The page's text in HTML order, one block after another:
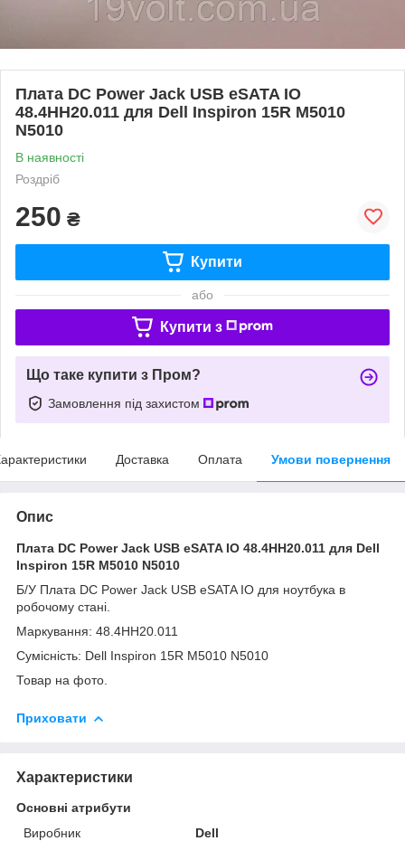
Плата DC Power Jack USB eSATA IO
48.4HH20.011 для Dell Inspiron 15R M5010
N5010
В наявності
Роздріб
250 ₴
Купити
або
Купити з
Що таке купити з Пром?
Замовлення під захистом
Доставка Оплата Умови повернення
Опис
Плата DC Power Jack USB eSATA IO 48.4HH20.011 для Dell
Inspiron 15R M5010 N5010
Б/У Плата DC Power Jack USB eSATA IO для ноутбука в
робочому стані.
Маркування: 48.4HH20.011
Сумісність: Dell Inspiron 15R M5010 N5010
Товар на фото.
Приховати
Характеристики
Основні атрибути
Виробник
Dell